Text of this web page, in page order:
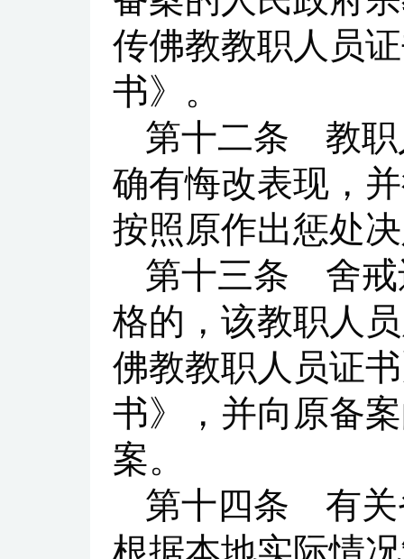
传佛教教职人员
书》。
第十二条 教职
确有悔改表现，
按照原作出惩处
第十三条 舍戒
格的，该教职人
佛教教职人员证
书》，并向原备
案。
第十四条 有关